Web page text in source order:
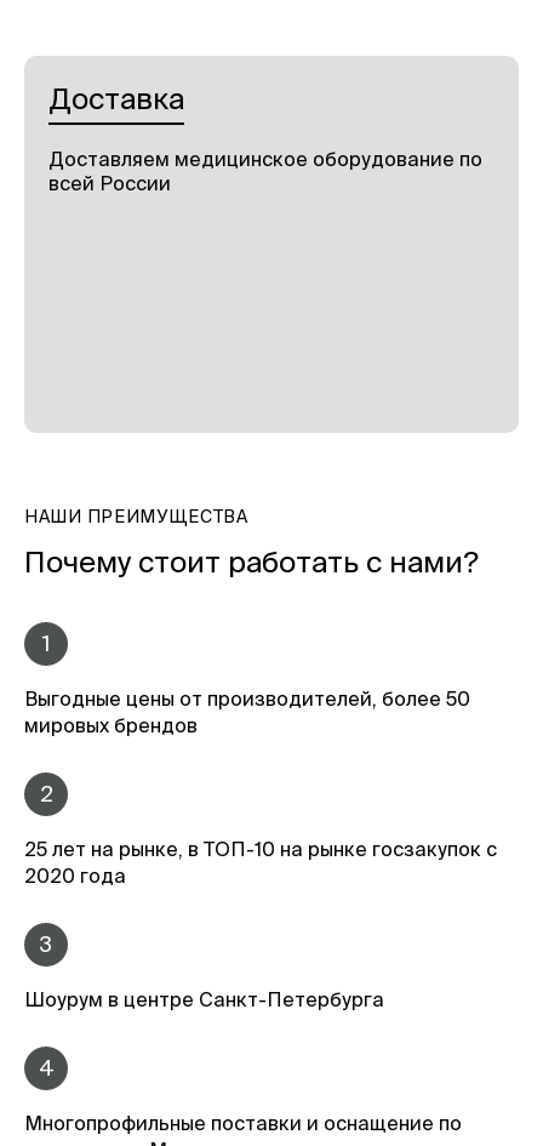
Доставка
Доставляем медицинское оборудование по
всей России
НАШИ ПРЕИМУЩЕСТВА
Почему стоит работать с нами?
1
Выгодные цены от производителей, более 50
мировых брендов
2
25 лет на рынке, в ТОП-10 на рынке госзакупок с
2020 года
3
Шоурум в центре Санкт-Петербурга
4
Многопрофильные поставки и оснащение по